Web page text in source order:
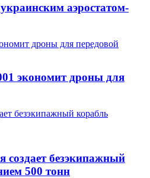
аэростатом-
дроны для передовой
экономит дроны для
безэкипажный корабль
безэкипажный
500 тонн